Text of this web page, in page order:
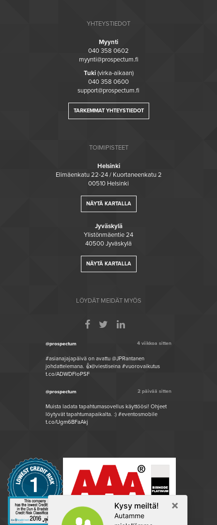
YHTEYSTIEDOT
Myynti
040 358 0602
myynti@prospectum.fi
Tuki(virka-aikaan)
040 358 0600
support@prospectum.fi
TARKEMMAT YHTEYSTIEDOT
TOIMIPISTEET
Helsinki
Elimäenkatu 22-24 / Kuortaneenkatu 2
00510 Helsinki
NÄYTÄ KARTALLA
Jyväskylä
Ylistönmäentie 24
40500 Jyväskylä
NÄYTÄ KARTALLA
LÖYDÄT MEIDÄT MYÖS
@prospectum 4 viikkoa sitten
#asianajajapäivä on avattu @JPRantanen
johdattelemana. 👍@viestiseina #vuorovaikutus
t.co/ADWDFloPSF
@prospectum 2 päivää sitten
Muista ladata tapahtumasovellus käyttöösi! Ohjeet
löytyvät tapahtumapaikalta. :) #eventosmobile
t.co/Ugm6BFaAkj